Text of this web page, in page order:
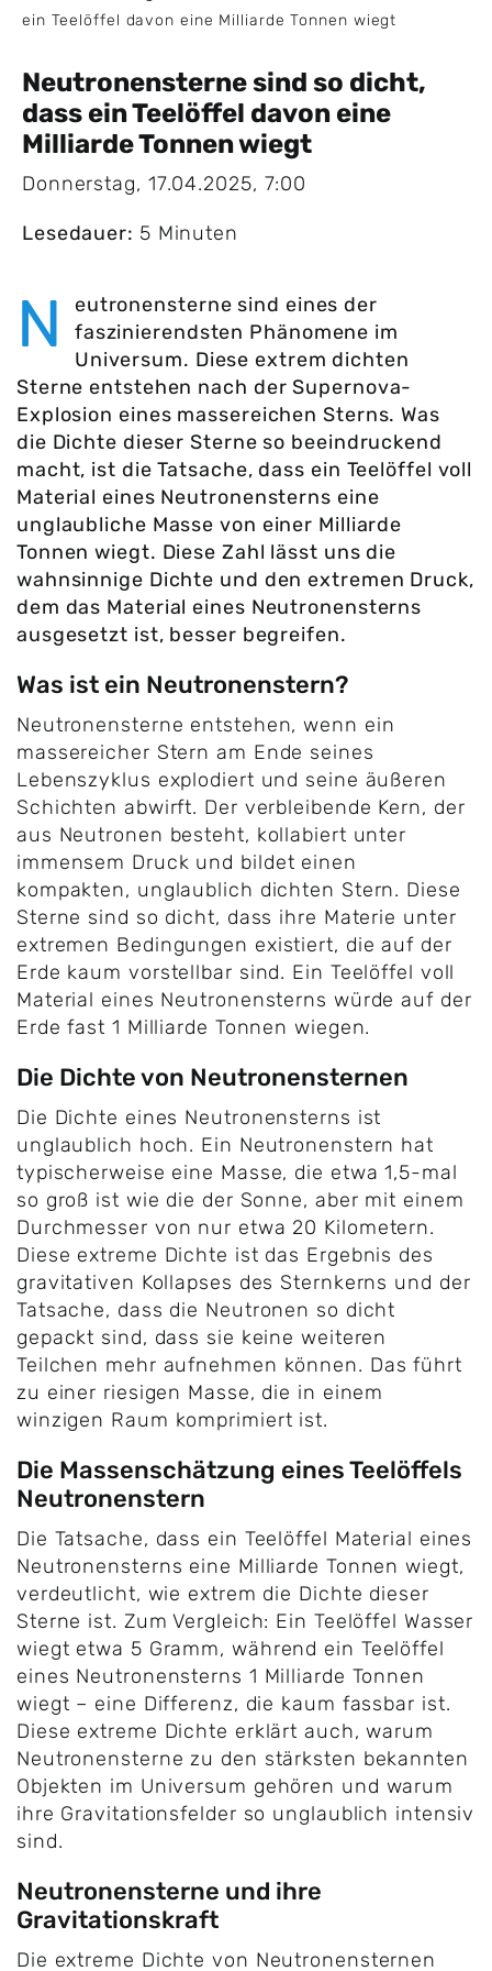
ein Teelöffel davon eine Milliarde Tonnen wiegt
Neutronensterne sind so dicht,
dass ein Teelöffel davon eine
Milliarde Tonnen wiegt
Donnerstag, 17.04.2025, 7:00
Lesedauer: 5 Minuten
N
eutronensterne sind eines der
faszinierendsten Phänomene im
Universum. Diese extrem dichten
Sterne entstehen nach der Supernova-
Explosion eines massereichen Sterns. Was
die Dichte dieser Sterne so beeindruckend
macht, ist die Tatsache, dass ein Teelöffel voll
Material eines Neutronensterns eine
unglaubliche Masse von einer Milliarde
Tonnen wiegt. Diese Zahl lässt uns die
wahnsinnige Dichte und den extremen Druck,
dem das Material eines Neutronensterns
ausgesetzt ist, besser begreifen.
Was ist ein Neutronenstern?
Neutronensterne entstehen, wenn ein
massereicher Stern am Ende seines
Lebenszyklus explodiert und seine äußeren
Schichten abwirft. Der verbleibende Kern, der
aus Neutronen besteht, kollabiert unter
immensem Druck und bildet einen
kompakten, unglaublich dichten Stern. Diese
Sterne sind so dicht, dass ihre Materie unter
extremen Bedingungen existiert, die auf der
Erde kaum vorstellbar sind. Ein Teelöffel voll
Material eines Neutronensterns würde auf der
Erde fast 1 Milliarde Tonnen wiegen.
Die Dichte von Neutronensternen
Die Dichte eines Neutronensterns ist
unglaublich hoch. Ein Neutronenstern hat
typischerweise eine Masse, die etwa 1,5-mal
so groß ist wie die der Sonne, aber mit einem
Durchmesser von nur etwa 20 Kilometern.
Diese extreme Dichte ist das Ergebnis des
gravitativen Kollapses des Sternkerns und der
Tatsache, dass die Neutronen so dicht
gepackt sind, dass sie keine weiteren
Teilchen mehr aufnehmen können. Das führt
zu einer riesigen Masse, die in einem
winzigen Raum komprimiert ist.
Die Massenschätzung eines Teelöffels
Neutronenstern
Die Tatsache, dass ein Teelöffel Material eines
Neutronensterns eine Milliarde Tonnen wiegt,
verdeutlicht, wie extrem die Dichte dieser
Sterne ist. Zum Vergleich: Ein Teelöffel Wasser
wiegt etwa 5 Gramm, während ein Teelöffel
eines Neutronensterns 1 Milliarde Tonnen
wiegt – eine Differenz, die kaum fassbar ist.
Diese extreme Dichte erklärt auch, warum
Neutronensterne zu den stärksten bekannten
Objekten im Universum gehören und warum
ihre Gravitationsfelder so unglaublich intensiv
sind.
Neutronensterne und ihre
Gravitationskraft
Die extreme Dichte von Neutronensternen